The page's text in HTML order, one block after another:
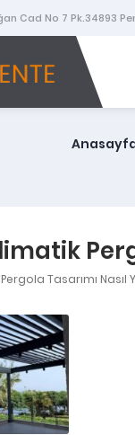
Cad No 7 Pk.34893
Tasarımı Nasıl